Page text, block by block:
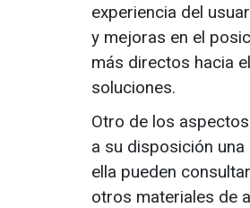
experiencia del
y mejoras en el
más directos hacia
soluciones.
Otro de los
a su disposición
ella pueden
otros materiales de